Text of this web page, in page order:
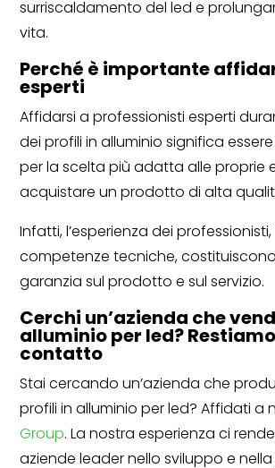
surriscaldamento del led e
vita.
Perché è importante
esperti
Affidarsi a professionisti esperti
dei profili in alluminio significa
per la scelta più adatta alle proprie
acquistare un prodotto di alta
Infatti, l’esperienza dei
competenze tecniche,
garanzia sul prodotto e sul servizio.
Cerchi un’azienda che
alluminio per led?
contatto
Stai cercando un’azienda che
profili in alluminio per led? Affidati a
Group. La nostra esperienza ci
aziende leader nello sviluppo e